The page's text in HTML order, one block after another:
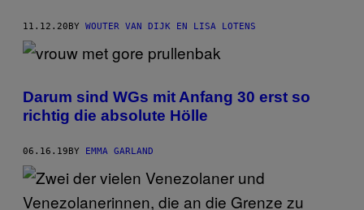
11.12.20BY WOUTER VAN DIJK EN LISA LOTENS
Darum sind WGs mit Anfang 30 erst so
richtig die absolute Hölle
06.16.19 BY EMMA GARLAND